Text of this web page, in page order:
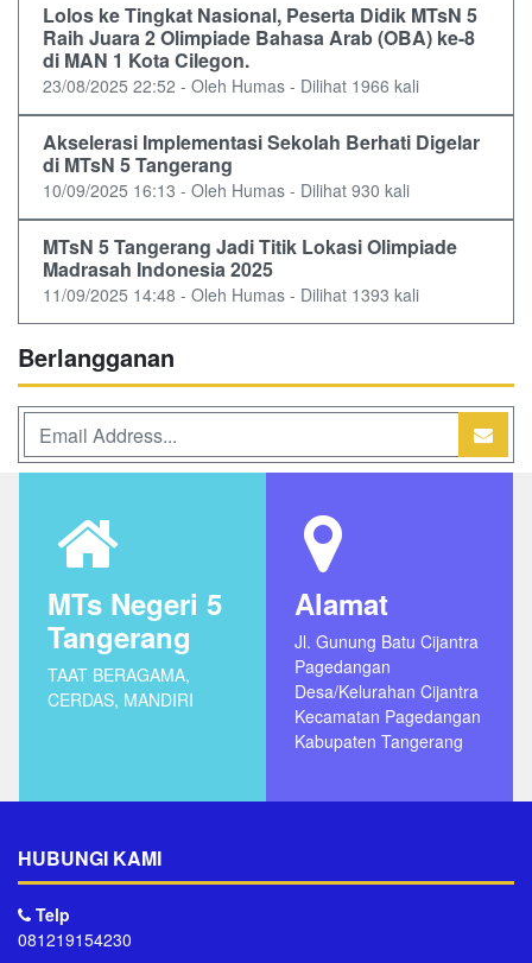
Lolos ke Tingkat Nasional, Peserta Didik MTsN 5
Raih Juara 2 Olimpiade Bahasa Arab (OBA) ke-8
di MAN 1 Kota Cilegon.
23/08/2025 22:52 - Oleh Humas - Dilihat 1966 kali
Akselerasi Implementasi Sekolah Berhati Digelar
di MTsN 5 Tangerang
10/09/2025 16:13 - Oleh Humas - Dilihat 930 kali
MTsN 5 Tangerang Jadi Titik Lokasi Olimpiade
Madrasah Indonesia 2025
11/09/2025 14:48 - Oleh Humas - Dilihat 1393 kali
Berlangganan
MTs Negeri 5
Tangerang
TAAT BERAGAMA,
CERDAS, MANDIRI
Alamat
Jl. Gunung Batu Cijantra
Pagedangan
Desa/Kelurahan Cijantra
Kecamatan Pagedangan
Kabupaten Tangerang
HUBUNGI KAMI
Telp
081219154230